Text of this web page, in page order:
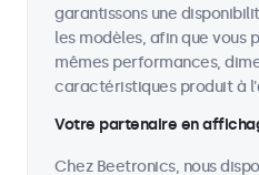
garantissons une
les modèles, afin que vous
mêmes performances,
caractéristiques produit à
Votre partenaire en
Chez Beetronics, nous